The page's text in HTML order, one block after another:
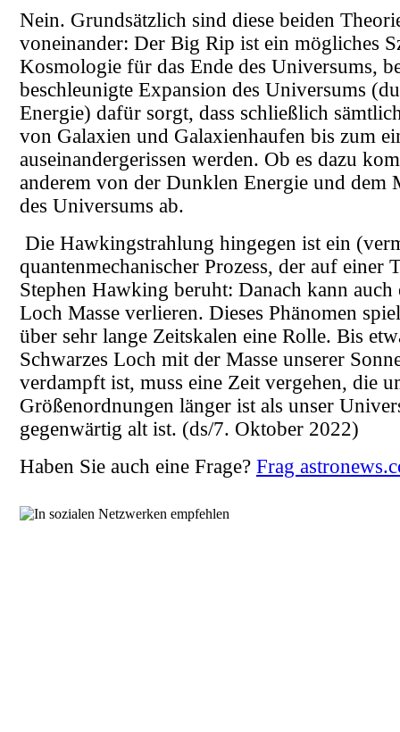
Nein. Grundsätzlich sind diese beiden
voneinander: Der Big Rip ist ein mögliches
Kosmologie für das Ende des Universums,
beschleunigte Expansion des Universums
Energie) dafür sorgt, dass schließlich
von Galaxien und Galaxienhaufen bis zum
auseinandergerissen werden. Ob es dazu
anderem von der Dunklen Energie und dem
des Universums ab.
Die Hawkingstrahlung hingegen ist ein
quantenmechanischer Prozess, der auf einer
Stephen Hawking beruht: Danach kann auch
Loch Masse verlieren. Dieses Phänomen
über sehr lange Zeitskalen eine Rolle. Bis
Schwarzes Loch mit der Masse unserer
verdampft ist, muss eine Zeit vergehen, die
Größenordnungen länger ist als unser
gegenwärtig alt ist. (ds/7. Oktober 2022)
Haben Sie auch eine Frage? Frag